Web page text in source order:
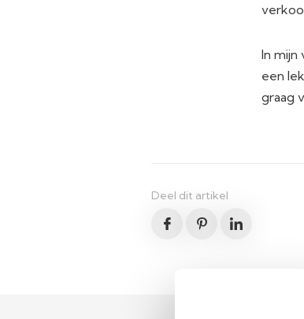
In mijn
een
graag
Deel dit artikel